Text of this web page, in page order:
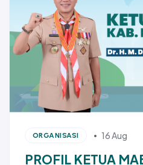
ORGANISASI 16 Aug
PROFIL KETUA